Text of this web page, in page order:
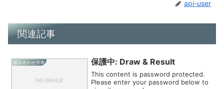
api-user
関連記事
組み合わせ共有 保護中: Draw & Result
This content is password protected.
Please enter your password below to